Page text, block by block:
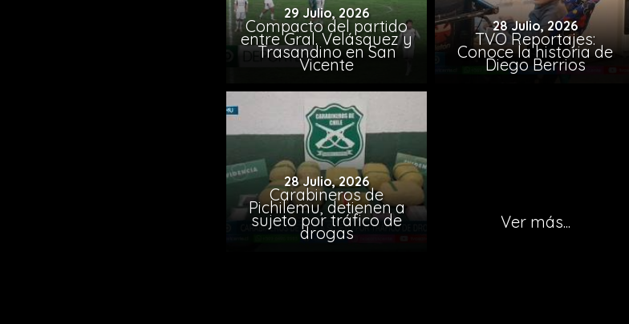
29 Julio, 2026
Compacto del partido
entre Gral. Velásquez y
Trasandino en San
Vicente
28 Julio, 2026
TVO Reportajes:
Conoce la historia de
Diego Berrios
28 Julio, 2026
Carabineros de
Pichilemu, detienen a
sujeto por tráfico de
drogas
Ver más...